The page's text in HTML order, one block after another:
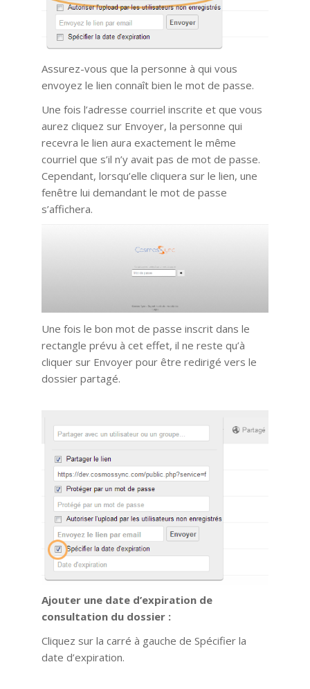
Assurez-vous que la personne à qui vous
envoyez le lien connaît bien le mot de passe.
Une fois l’adresse courriel inscrite et que vous
aurez cliquez sur Envoyer, la personne qui
recevra le lien aura exactement le même
courriel que s’il n’y avait pas de mot de passe.
Cependant, lorsqu’elle cliquera sur le lien, une
fenêtre lui demandant le mot de passe
s’affichera.
Une fois le bon mot de passe inscrit dans le
rectangle prévu à cet effet, il ne reste qu’à
cliquer sur Envoyer pour être redirigé vers le
dossier partagé.
Ajouter une date d’expiration de
consultation du dossier :
Cliquez sur la carré à gauche de Spécifier la
date d’expiration.